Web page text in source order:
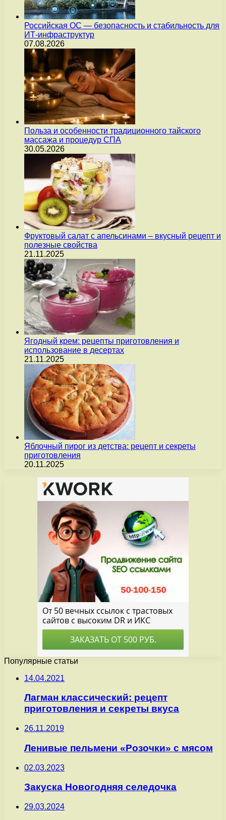
Российская ОС — безопасность и стабильность для
ИТ-инфраструктур
07.08.2026
Польза и особенности традиционного тайского
массажа и процедур СПА
30.05.2026
Фруктовый салат с апельсинами – вкусный рецепт и
полезные свойства
21.11.2025
Ягодный крем: рецепты приготовления и
использование в десертах
21.11.2025
Яблочный пирог из детства: рецепт и секреты
приготовления
20.11.2025
Популярные статьи
14.04.2021
Лагман классический: рецепт
приготовления и секреты вкуса
26.11.2019
Ленивые пельмени «Розочки» с мясом
02.03.2023
Закуска Новогодняя селедочка
29.03.2024